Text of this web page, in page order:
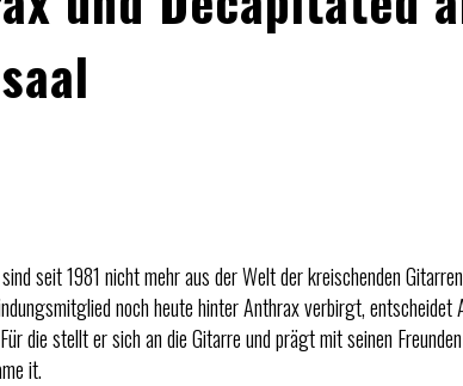
seit 1981 nicht mehr aus der Welt der kreischenden
noch heute hinter Anthrax verbirgt,
die stellt er sich an die Gitarre und prägt mit seinen
it.